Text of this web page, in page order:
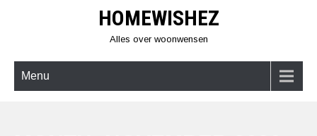
HOMEWISHEZ
Alles over woonwensen
Menu